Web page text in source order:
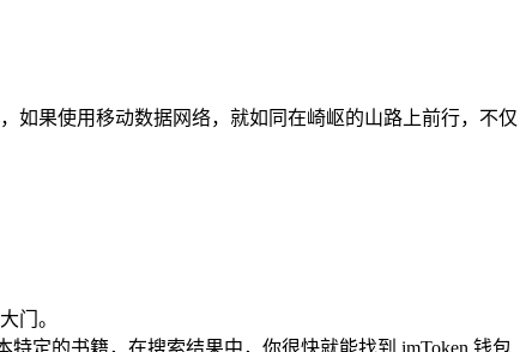
如果使用移动数据网络，就如同在崎岖的山路上前行，不仅
门。